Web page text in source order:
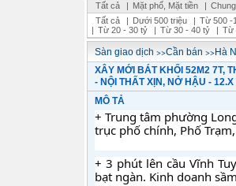
Tất cả
| Mặt phố, Mặt tiền |
Tất cả
| Dưới 500 triệu | Từ 500 -
| Từ 20 - 30 tỷ | Từ 30 - 40 tỷ | Từ
Sàn giao dịch >>Cần bán >>Hà
XÂY MỚI BÁT KHỐI 52M2 7T,
- NỘI THẤT XỊN, NỞ HẬU - 12.X
MÔ TẢ
+ Trung tâm phường
trục phố chính, Phố
+ 3 phút lên cầu Vĩnh
bạt ngàn. Kinh doanh